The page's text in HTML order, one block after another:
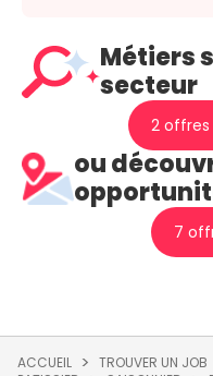
Métiers
secteur
2 offres
ou
7
ACCUEIL TROUVER UN JOB